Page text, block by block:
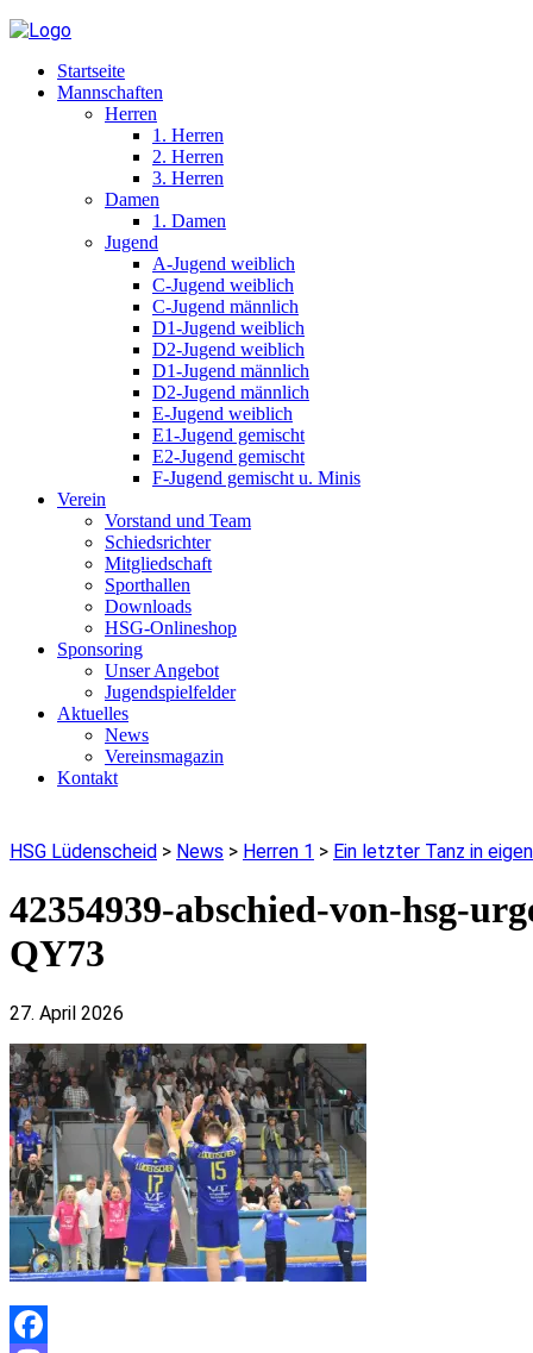
Startseite
Mannschaften
Herren
1. Herren
2. Herren
3. Herren
Damen
1. Damen
Jugend
A-Jugend weiblich
C-Jugend weiblich
C-Jugend männlich
D1-Jugend weiblich
D2-Jugend weiblich
D1-Jugend männlich
D2-Jugend männlich
E-Jugend weiblich
E1-Jugend gemischt
E2-Jugend gemischt
F-Jugend gemischt u. Minis
Verein
Vorstand und Team
Schiedsrichter
Mitgliedschaft
Sporthallen
Downloads
HSG-Onlineshop
Sponsoring
Unser Angebot
Jugendspielfelder
Aktuelles
News
Vereinsmagazin
Kontakt
HSG Lüdenscheid > News > Herren 1 > Ein letzter Tanz in
42354939-abschied-von-hsg-
QY73
27. April 2026